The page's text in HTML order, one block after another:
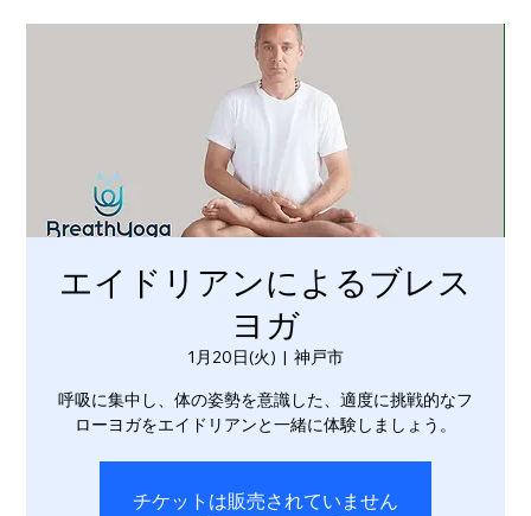
エイドリアンによるブレス
ヨガ
1月20日(火)
  |
神戸市
呼吸に集中し、体の姿勢を意識した、適度に挑戦的なフ
ローヨガをエイドリアンと一緒に体験しましょう。
チケットは販売されていません